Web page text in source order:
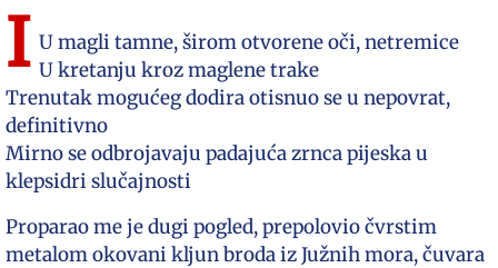
I U magli tamne, širom otvorene oči, netremice
U kretanju kroz maglene trake
Trenutak mogućeg dodira otisnuo se u nepovrat,
definitivno
Mirno se odbrojavaju padajuća zrnca pijeska u
klepsidri slučajnosti
Proparao me je dugi pogled, prepolovio čvrstim
metalom okovani kljun broda iz Južnih mora, čuvara